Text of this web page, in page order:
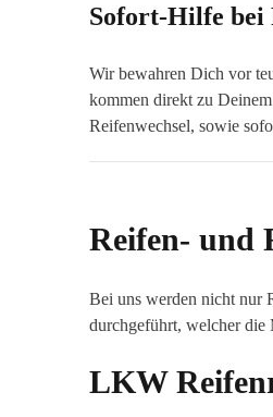
Sofort-Hilfe bei
Wir bewahren Dich vor
kommen direkt zu
Reifenwechsel, sowie
Reifen- und
Bei uns werden nicht nur
durchgeführt, welcher die
LKW